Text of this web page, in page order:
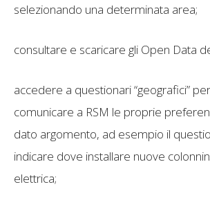
selezionando una determinata area;
consultare e scaricare gli Open Data
accedere a questionari “geografici”
comunicare a RSM le proprie
dato argomento, ad esempio il
indicare dove installare nuove
elettrica;